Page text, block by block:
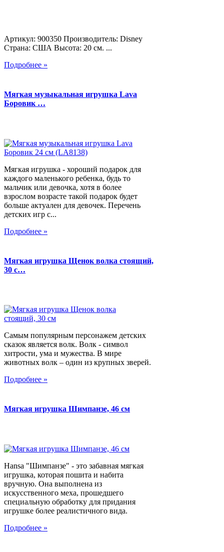
Артикул: 900350 Производитель: Disney
Страна: США Высота: 20 см. ...
Подробнее »
Мягкая музыкальная игрушка Lava
Боровик …
Мягкая игрушка - хороший подарок для
каждого маленького ребенка, будь то
мальчик или девочка, хотя в более
взрослом возрасте такой подарок будет
больше актуален для девочек. Перечень
детских игр с...
Подробнее »
Мягкая игрушка Щенок волка стоящий,
30 с…
Самым популярным персонажем детских
сказок является волк. Волк - символ
хитрости, ума и мужества. В мире
животных волк – один из крупных зверей.
Подробнее »
Мягкая игрушка Шимпанзе, 46 см
Hansa "Шимпанзе" - это забавная мягкая
игрушка, которая пошита и набита
вручную. Она выполнена из
искусственного меха, прошедшего
специальную обработку для придания
игрушке более реалистичного вида.
Подробнее »